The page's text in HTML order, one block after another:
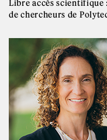
Libre accès scientifique
de chercheurs de